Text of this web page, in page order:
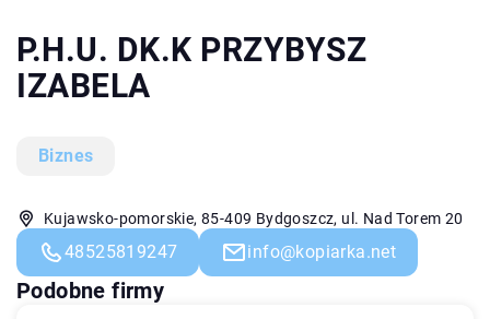
P.H.U. DK.K PRZYBYSZ
IZABELA
Biznes
Kujawsko-pomorskie, 85-409 Bydgoszcz, ul. Nad Torem 20
48525819247 info@kopiarka.net
Podobne firmy